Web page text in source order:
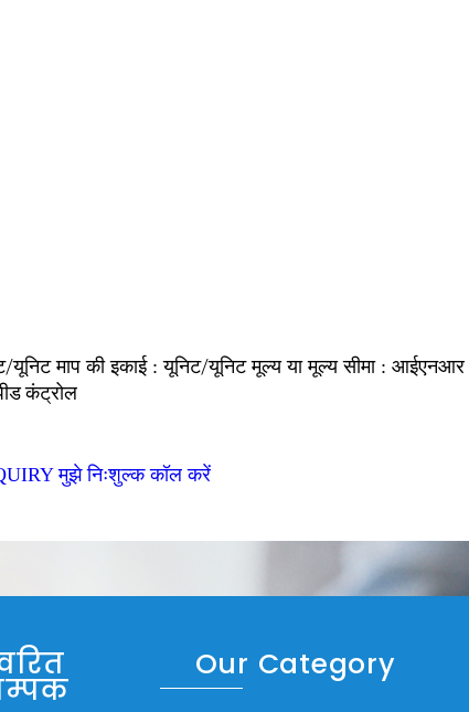
यूनिट माप की इकाई :यूनिट/यूनिट मूल्य या मूल्य सीमा : आईएनआर
कंट्रोल
मुझे निःशुल्क कॉल करें
Our Category